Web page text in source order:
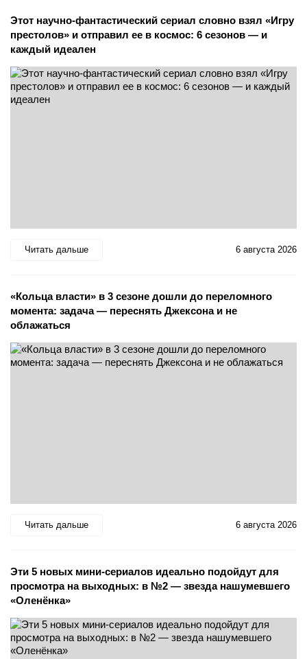
Этот научно-фантастический сериал словно взял «Игру
престолов» и отправил ее в космос: 6 сезонов — и
каждый идеален
Читать дальше 6 августа 2026
«Кольца власти» в 3 сезоне дошли до переломного
момента: задача — переснять Джексона и не
облажаться
Читать дальше 6 августа 2026
Эти 5 новых мини-сериалов идеально подойдут для
просмотра на выходных: в №2 — звезда нашумевшего
«Оленёнка»